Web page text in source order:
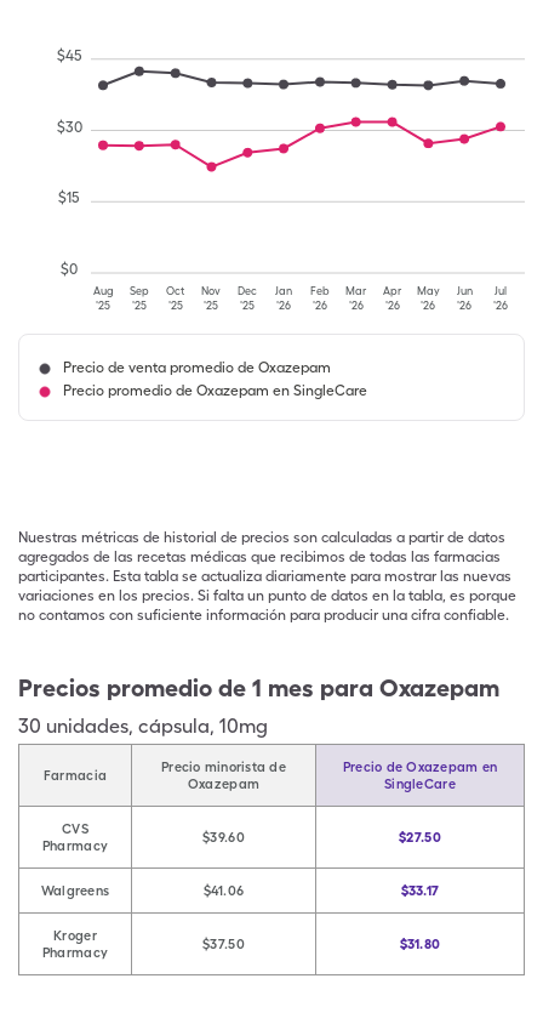
Aug
'25
Sep
'25
Oct
'25
Nov
'25
Dec
'25
Jan
'26
Feb
'26
Mar
'26
Apr
'26
May
'26
Jun
'26
Jul
'26
$0
$15
$30
$45
Precio de venta promedio de Oxazepam
Precio promedio de Oxazepam en SingleCare
Nuestras métricas de historial de precios son calculadas a partir de datos
agregados de las recetas médicas que recibimos de todas las farmacias
participantes. Esta tabla se actualiza diariamente para mostrar las nuevas
variaciones en los precios. Si falta un punto de datos en la tabla, es porque
no contamos con suficiente información para producir una cifra confiable.
Precios promedio de 1 mes para Oxazepam
30 unidades, cápsula, 10mg
Farmacia
Precio minorista de
Oxazepam
Precio de Oxazepam en
SingleCare
CVS
Pharmacy
$39.60 $27.50
Walgreens $41.06 $33.17
Kroger
Pharmacy
$37.50 $31.80